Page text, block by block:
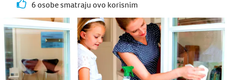
6 osobe smatraju ovo korisnim